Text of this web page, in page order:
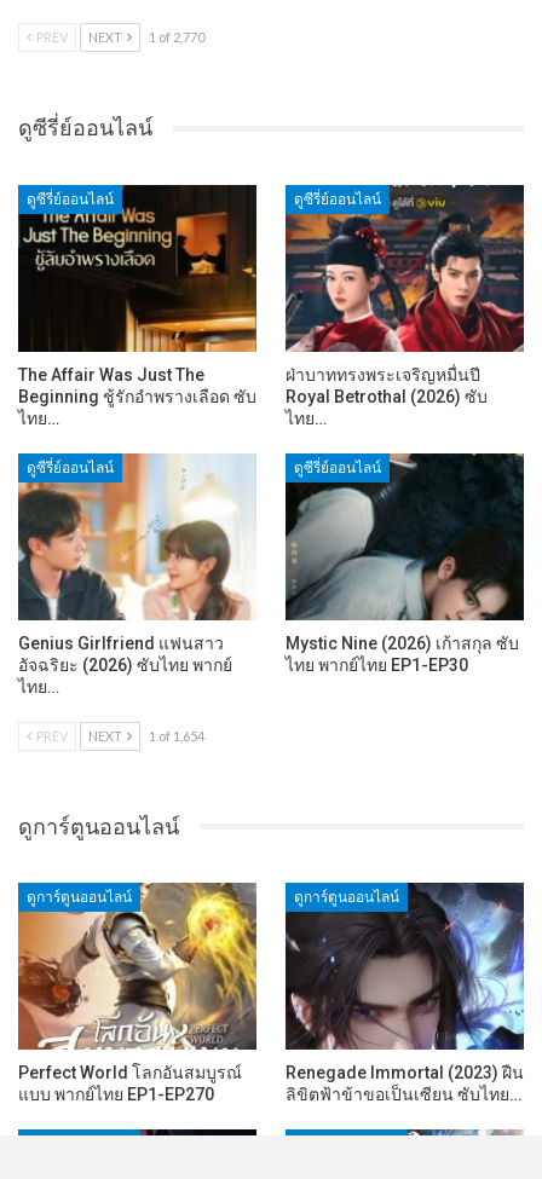
PREV NEXT 1 of 2,770
ดูซีรี่ย์ออนไลน์
ดูซีรี่ย์ออนไลน์
The Affair Was Just The
Beginning ชู้รักอำพรางเลือด ซับ
ไทย…
ดูซีรี่ย์ออนไลน์
ฝ่าบาททรงพระเจริญหมื่นปี
Royal Betrothal (2026) ซับ
ไทย…
ดูซีรี่ย์ออนไลน์
Genius Girlfriend แฟนสาว
อัจฉริยะ (2026) ซับไทย พากย์
ไทย…
ดูซีรี่ย์ออนไลน์
Mystic Nine (2026) เก้าสกุล ซับ
ไทย พากย์ไทย EP1-EP30
PREV NEXT 1 of 1,654
ดูการ์ตูนออนไลน์
ดูการ์ตูนออนไลน์
Perfect World โลกอันสมบูรณ์
แบบ พากย์ไทย EP1-EP270
ดูการ์ตูนออนไลน์
Renegade Immortal (2023) ฝืน
ลิขิตฟ้าข้าขอเป็นเซียน ซับไทย…